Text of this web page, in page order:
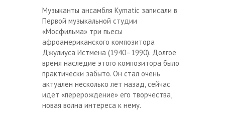
Музыканты ансамбля Kymatic записали в
Первой музыкальной студии
«Мосфильма» три пьесы
афроамериканского композитора
Джулиуса Истмена (1940–1990). Долгое
время наследие этого композитора было
практически забыто. Он стал очень
актуален несколько лет назад, сейчас
идет «перерождение» его творчества,
новая волна интереса к нему.